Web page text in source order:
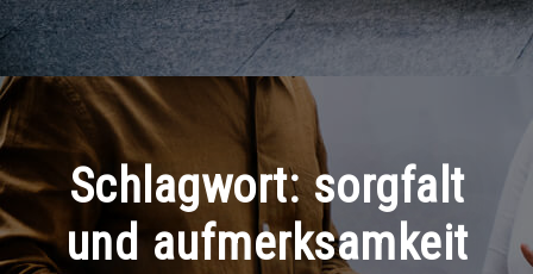
Schlagwort:sorgfalt
und aufmerksamkeit